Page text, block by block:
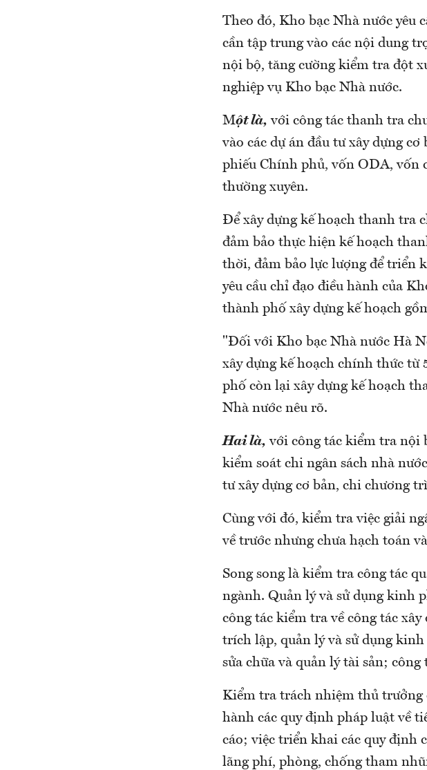
Theo đó, Kho bạc Nhà nước yêu
cần tập trung vào các nội dung
nội bộ, tăng cường kiểm tra đột
nghiệp vụ Kho bạc Nhà nước.
Một là, với công tác thanh tra
vào các dự án đầu tư xây dựng
phiếu Chính phủ, vốn ODA, vốn
thường xuyên.
Để xây dựng kế hoạch thanh tra
đảm bảo thực hiện kế hoạch
thời, đảm bảo lực lượng để triển
yêu cầu chỉ đạo điều hành của
thành phố xây dựng kế hoạch
"Đối với Kho bạc Nhà nước Hà
xây dựng kế hoạch chính thức
phố còn lại xây dựng kế hoạch
Nhà nước nêu rõ.
Hai là, với công tác kiểm tra nội
kiểm soát chi ngân sách nhà
tư xây dựng cơ bản, chi chương
Cùng với đó, kiểm tra việc giải
về trước nhưng chưa hạch toán
Song song là kiểm tra công tác
ngành. Quản lý và sử dụng kinh
công tác kiểm tra về công tác
trích lập, quản lý và sử dụng
sửa chữa và quản lý tài sản;
Kiểm tra trách nhiệm thủ trưởng
hành các quy định pháp luật về
cáo; việc triển khai các quy định
lãng phí, phòng, chống tham